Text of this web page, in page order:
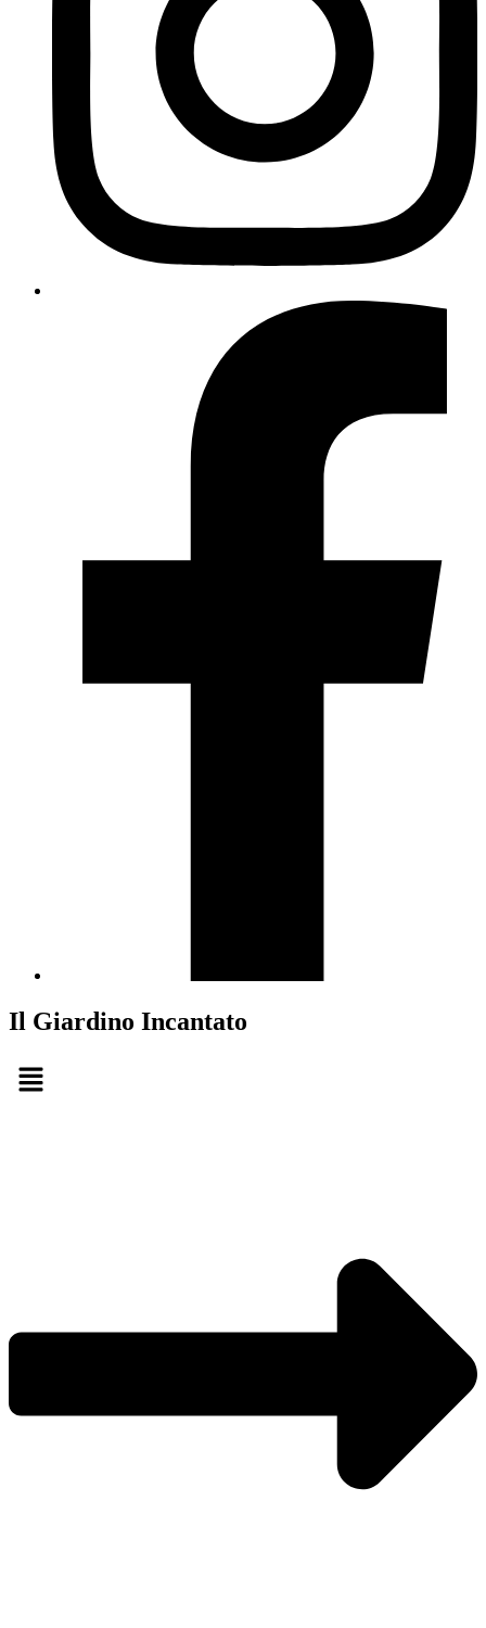
Il Giardino Incantato
Menu